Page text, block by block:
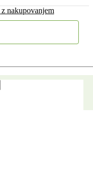
nakupovanjem